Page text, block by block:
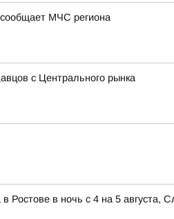
сообщает МЧС региона
с Центрального рынка
в ночь с 4 на 5 августа,